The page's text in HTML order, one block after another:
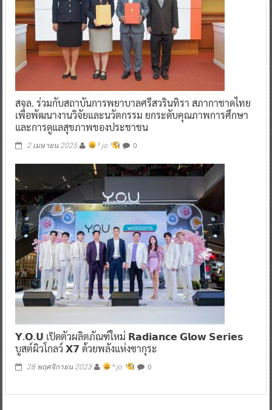
สจล. ร่วมกับสถาบันการพยาบาลศรีสวรินทิรา สภากาชาดไทย
เพื่อพัฒนางานวิจัยและนวัตกรรม ยกระดับคุณภาพการศึกษา
และการดูแลสุขภาพของประชาชน
2 เมษายน 2025 ^ jo ^ 0
𝗬.𝗢.𝗨 เปิดตัวผลิตภัณฑ์ใหม่ 𝗥𝗮𝗱𝗶𝗮𝗻𝗰𝗲 𝗚𝗹𝗼𝘄 𝗦𝗲𝗿𝗶𝗲𝘀
บูสต์ผิวโกลว์ 𝗫𝟳 ด้วยพลังแห่งซากุระ
28 พฤศจิกายน 2023 ^ jo ^ 0